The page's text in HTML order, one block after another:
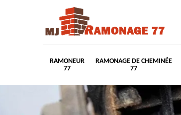
RAMONEUR
77
RAMONAGE DE CHEMINÉE
77